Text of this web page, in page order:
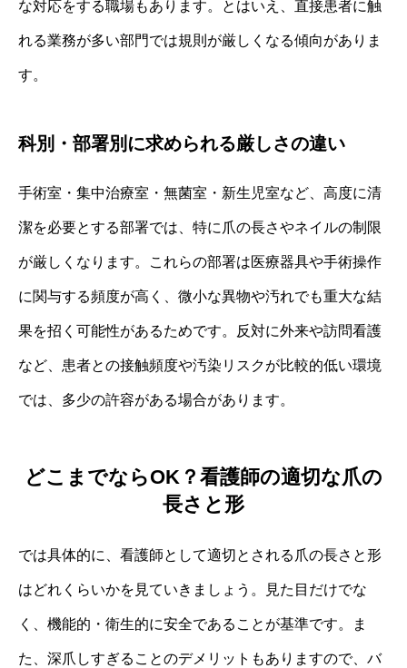
な対応をする職場もあります。とはいえ、直接患者に触
れる業務が多い部門では規則が厳しくなる傾向がありま
す。
科別・部署別に求められる厳しさの違い
手術室・集中治療室・無菌室・新生児室など、高度に清
潔を必要とする部署では、特に爪の長さやネイルの制限
が厳しくなります。これらの部署は医療器具や手術操作
に関与する頻度が高く、微小な異物や汚れでも重大な結
果を招く可能性があるためです。反対に外来や訪問看護
など、患者との接触頻度や汚染リスクが比較的低い環境
では、多少の許容がある場合があります。
どこまでならOK？看護師の適切な爪の
長さと形
では具体的に、看護師として適切とされる爪の長さと形
はどれくらいかを見ていきましょう。見た目だけでな
く、機能的・衛生的に安全であることが基準です。ま
た、深爪しすぎることのデメリットもありますので、バ